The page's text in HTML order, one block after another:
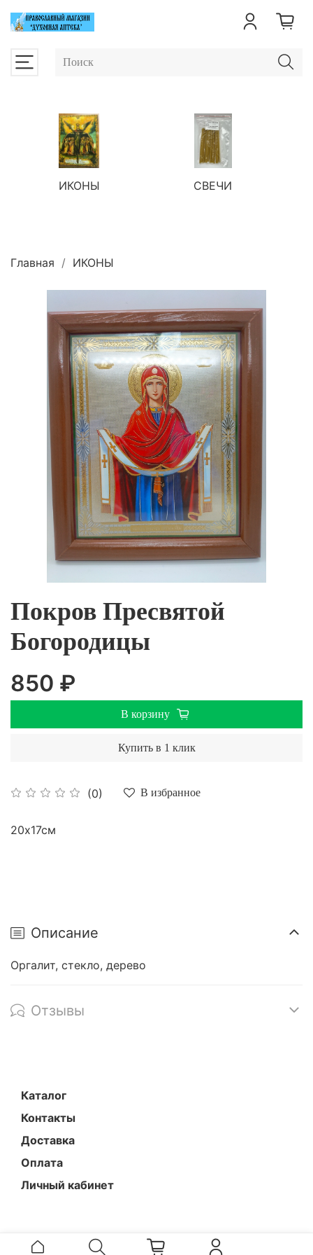
ИКОНЫ СВЕЧИ
Главная ИКОНЫ
Покров Пресвятой
Богородицы
(0) В избранное
850 ₽
В корзину
Купить в 1 клик
20х17см
Описание
Оргалит, стекло, дерево
Отзывы
Каталог
Контакты
Доставка
Оплата
Личный кабинет